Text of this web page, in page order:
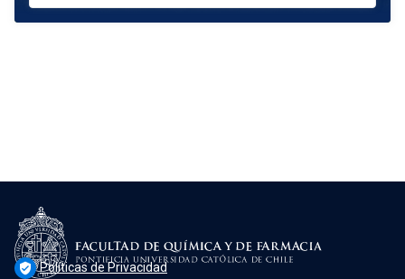
verified_user Políticas de Privacidad